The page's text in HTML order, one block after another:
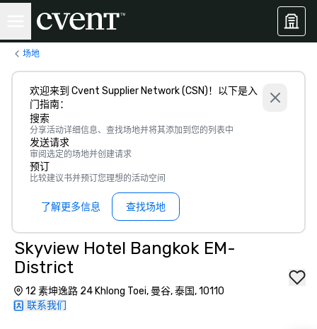
场地
欢迎来到 Cvent Supplier Network (CSN)！以下是入
门指南：
搜索
分享活动详细信息、查找场地并将其添加到您的列表中
发送请求
审阅选定的场地并创建请求
预订
比较建议书并预订您理想的活动空间
了解更多信息 查找场地
Skyview Hotel Bangkok EM-
District
12 素坤逸路 24 Khlong Toei, 曼谷, 泰国, 10110
联系我们